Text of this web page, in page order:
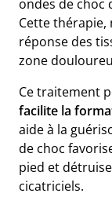
ondes de choc
Cette thérapie,
réponse des
zone
Ce traitement
facilite la
aide à la
de choc
pied et
cicatriciels.